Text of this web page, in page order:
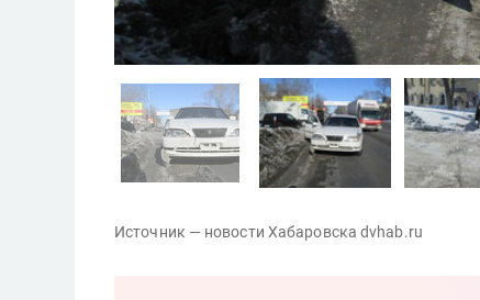
Источник — новости Хабаровска dvhab.ru